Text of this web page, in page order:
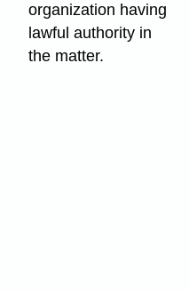
organization having
lawful authority in
the matter.